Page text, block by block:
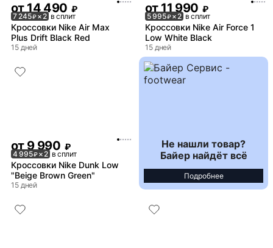
от14 490 ₽
7 245₽× 2 в сплит
Кроссовки Nike Air Max
Plus Drift Black Red
15 дней
от11 990 ₽
5 995₽× 2 в сплит
Кроссовки Nike Air Force 1
Low White Black
15 дней
от9 990 ₽
4 995₽× 2 в сплит
Кроссовки Nike Dunk Low
"Beige Brown Green"
15 дней
Не нашли товар?
Байер найдёт всё
Подробнее